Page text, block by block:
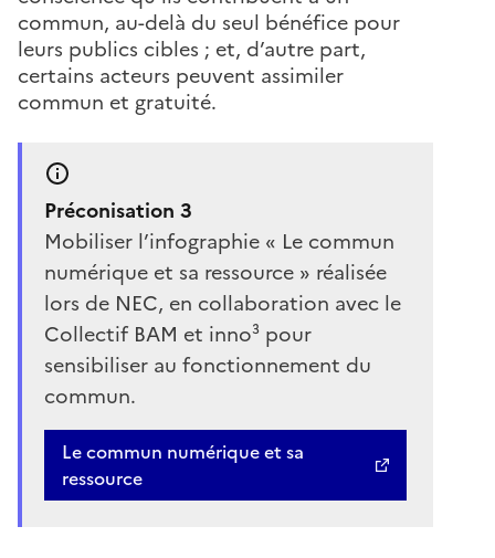
commun, au-delà du seul bénéfice pour
leurs publics cibles ; et, d’autre part,
certains acteurs peuvent assimiler
commun et gratuité.
Préconisation 3
Mobiliser l’infographie « Le commun
numérique et sa ressource » réalisée
lors de NEC, en collaboration avec le
Collectif BAM et inno³ pour
sensibiliser au fonctionnement du
commun.
Le commun numérique et sa
ressource